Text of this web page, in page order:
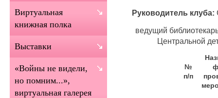
Руководитель клуба:
ведущий
Центральной
№
п/п
Виртуальная
книжная полка
Выставки
«Войны не видели,
но помним...»,
виртуальная галерея